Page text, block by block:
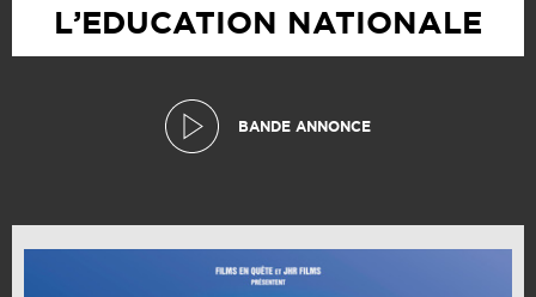
L’EDUCATION NATIONALE
BANDE ANNONCE